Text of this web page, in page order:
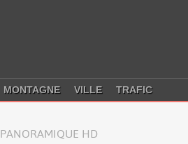
MONTAGNE VILLE TRAFIC
PANORAMIQUE HD